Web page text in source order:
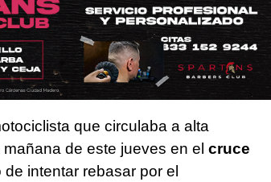
que circulaba a alta
de este jueves en el cruce
de intentar rebasar por el